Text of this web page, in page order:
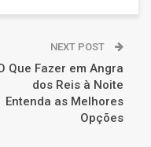
NEXT POST
Que Fazer em Angra
dos Reis à Noite
Entenda as Melhores
Opções